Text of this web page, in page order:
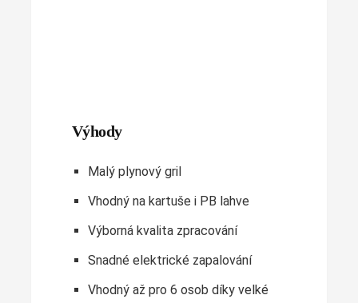
Výhody
Malý plynový gril
Vhodný na kartuše i PB lahve
Výborná kvalita zpracování
Snadné elektrické zapalování
Vhodný až pro 6 osob díky velké